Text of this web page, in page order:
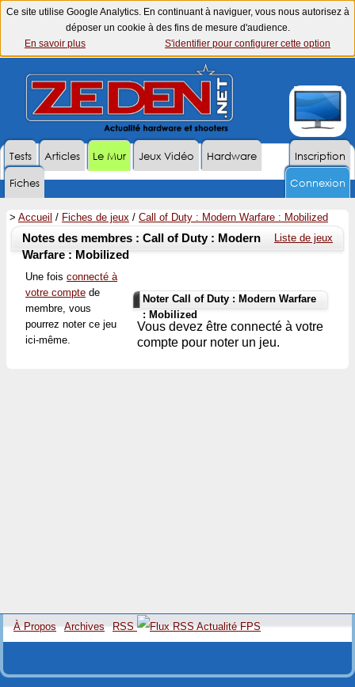
Ce site utilise Google Analytics. En continuant à naviguer, vous nous autorisez à
déposer un cookie à des fins de mesure d'audience.
En savoir plus
S'identifier pour configurer cette option
Inscription
Tests Articles Le Mur Jeux Vidéo
Hardware
Fiches
Connexion
> Accueil / Fiches de jeux / Call of Duty : Modern Warfare : Mobilized
Liste de jeux
Notes des membres : Call of Duty : Modern
Warfare : Mobilized
Noter Call of Duty : Modern Warfare
: Mobilized
Vous devez être connecté à votre
compte pour noter un jeu.
Une fois connecté à
votre compte de
membre, vous
pourrez noter ce jeu
ici-même.
À Propos Archives RSS